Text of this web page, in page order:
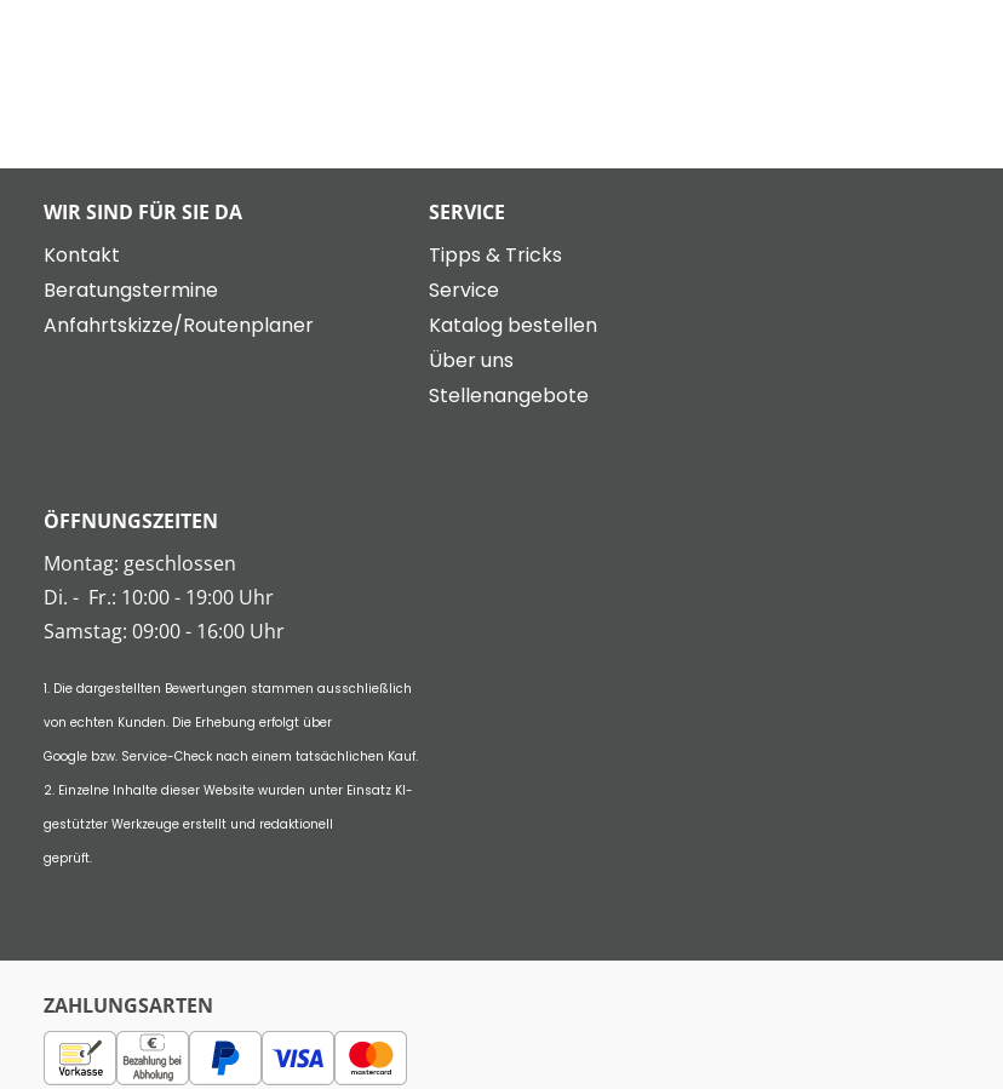
WIR SIND FÜR SIE DA
Kontakt
Beratungstermine
Anfahrtskizze/Routenplaner
SERVICE
Tipps & Tricks
Service
Katalog bestellen
Über uns
Stellenangebote
ÖFFNUNGSZEITEN
Montag: geschlossen
Di. - Fr.: 10:00 - 19:00 Uhr
Samstag: 09:00 - 16:00 Uhr
1. Die dargestellten Bewertungen stammen ausschließlich
von echten Kunden. Die Erhebung erfolgt über
Google bzw. Service-Check nach einem tatsächlichen Kauf.
2. Einzelne Inhalte dieser Website wurden unter Einsatz KI-
gestützter Werkzeuge erstellt und redaktionell
geprüft.
ZAHLUNGSARTEN